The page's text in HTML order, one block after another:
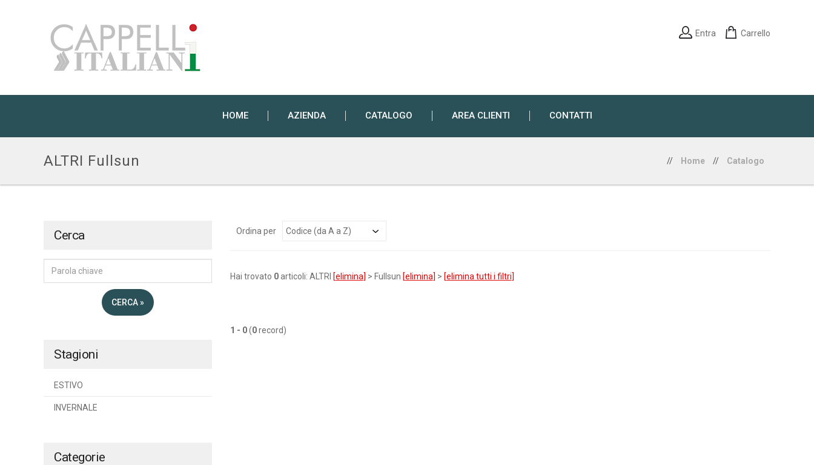
Entra Carrello
HOME AZIENDA CATALOGO AREA CLIENTI CONTATTI
ALTRI Fullsun // Home // Catalogo
Cerca
CERCA »
Stagioni
ESTIVO
INVERNALE
Categorie
Ordina per
Hai trovato 0articoli: ALTRI [elimina] > Fullsun [elimina] > [elimina tutti i filtri]
1 - 0(0record)